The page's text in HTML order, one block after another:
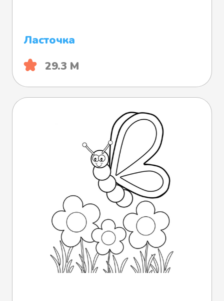
Ласточка
29.3 М